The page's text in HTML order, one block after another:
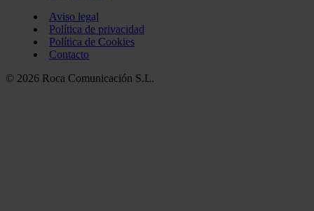
Aviso legal
Política de privacidad
Política de Cookies
Contacto
© 2026 Roca Comunicación S.L.